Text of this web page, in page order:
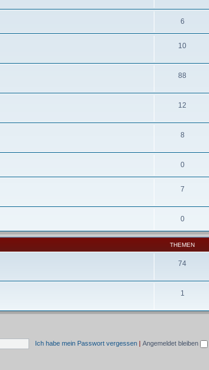
6
10
88
12
8
0
7
0
THEMEN
74
1
Ich habe mein Passwort vergessen | Angemeldet bleiben